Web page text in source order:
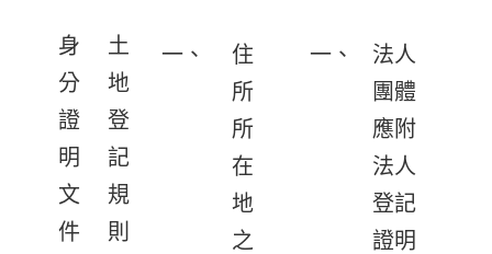
身
分
證
明
文
件
土
地
登
記
規
則
一、
住
所
所
在
地
之
一、
法人
團體
應附
法人
登記
證明